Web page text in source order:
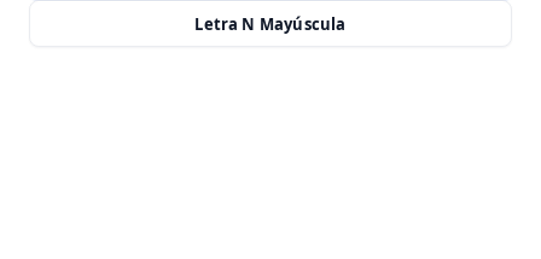
Letra N Mayúscula